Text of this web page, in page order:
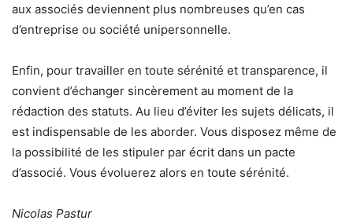
aux associés deviennent plus nombreuses qu’en cas
d’entreprise ou société unipersonnelle.
Enfin, pour travailler en toute sérénité et transparence, il
convient d’échanger sincèrement au moment de la
rédaction des statuts. Au lieu d’éviter les sujets délicats, il
est indispensable de les aborder. Vous disposez même de
la possibilité de les stipuler par écrit dans un pacte
d’associé. Vous évoluerez alors en toute sérénité.
Nicolas Pastur